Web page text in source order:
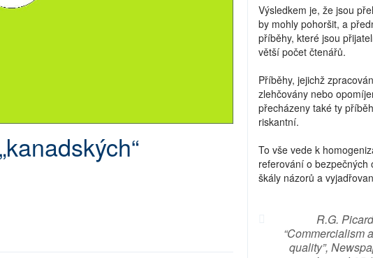
Výsledkem je, že jsou
by mohly pohoršit, a
příběhy, které jsou
větší počet čtenářů.
Příběhy, jejichž
zlehčovány nebo
přecházeny také ty
riskantní.
To vše vede k
referování o bezpečných
škály názorů a
R.G.
“Commercialism
quality”,